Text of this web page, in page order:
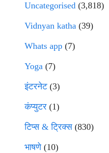
Uncategorised (3,818)
Vidnyan katha (39)
Whats app (7)
Yoga (7)
इंटरनेट(3)
कंप्युटर (1)
टिप्स & ट्रिक्स(830)
भाषणे(10)